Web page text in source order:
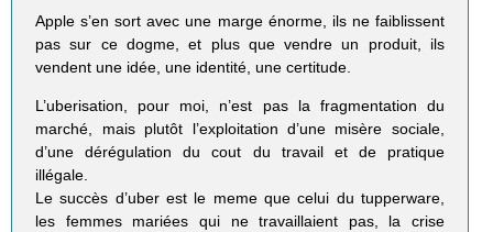
Apple s’en sort avec une marge énorme, ils ne faiblissent
pas sur ce dogme, et plus que vendre un produit, ils
vendent une idée, une identité, une certitude.
L’uberisation, pour moi, n’est pas la fragmentation du
marché, mais plutôt l’exploitation d’une misère sociale,
d’une dérégulation du cout du travail et de pratique
illégale.
Le succès d’uber est le meme que celui du tupperware,
les femmes mariées qui ne travaillaient pas, la crise